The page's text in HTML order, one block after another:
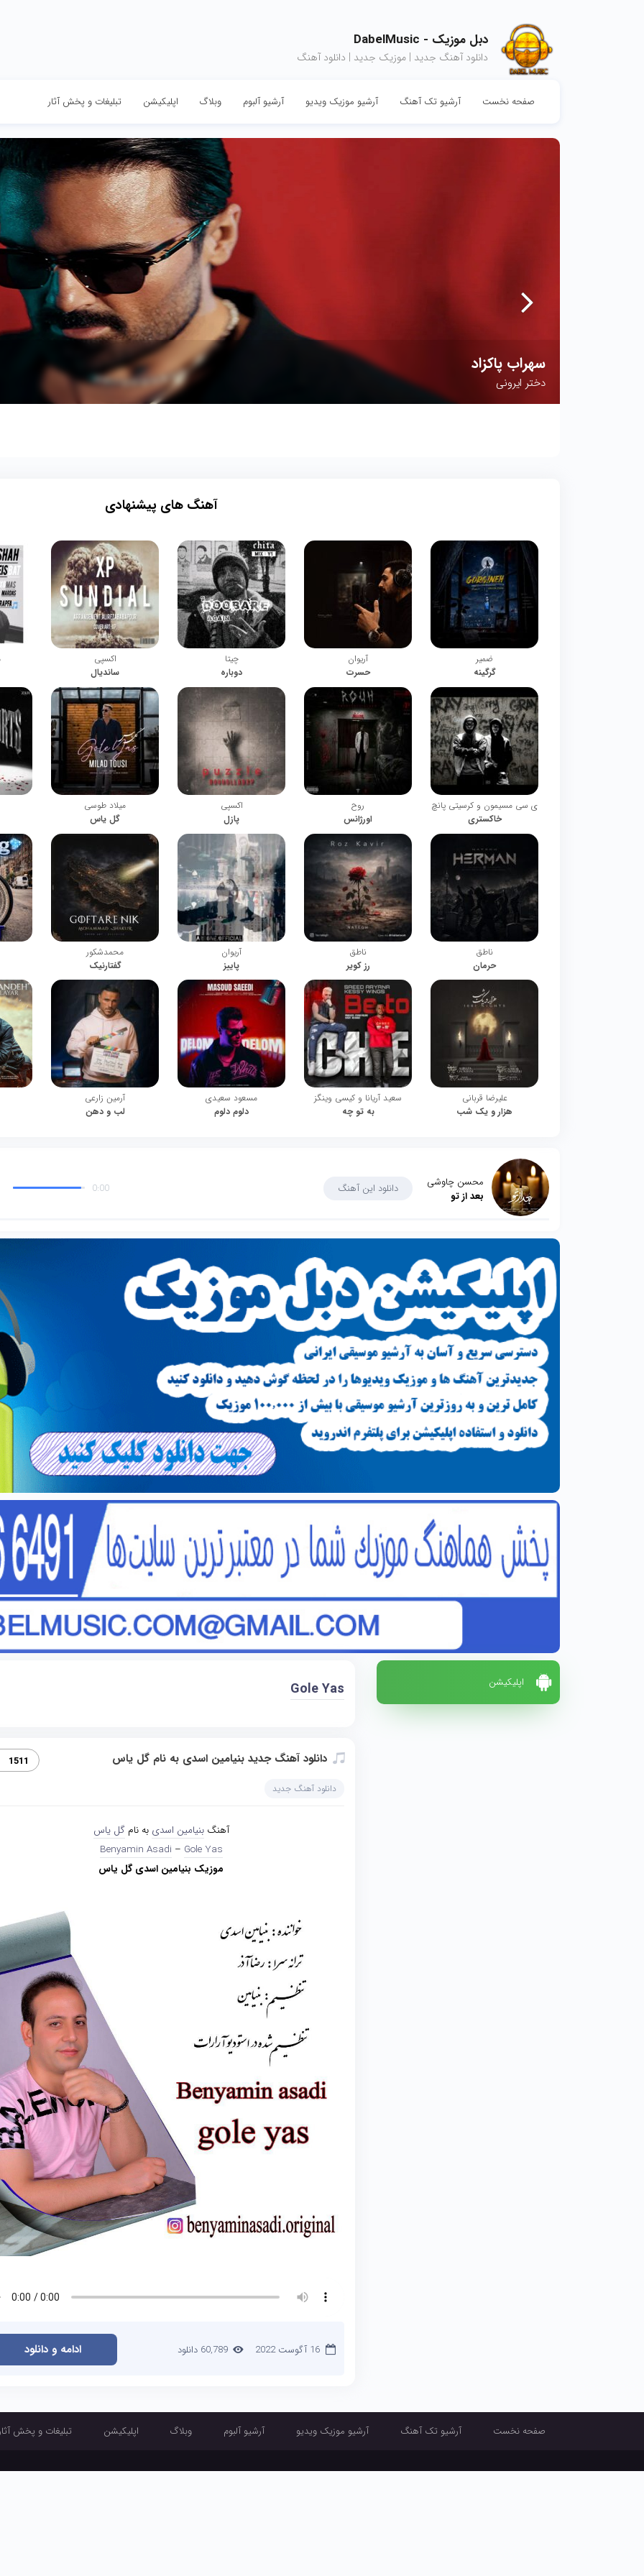
دبل موزیک - DabelMusic
دانلود آهنگ جدید | موزیک جدید | دانلود آهنگ
صفحه نخست آرشیو تک آهنگ آرشیو موزیک ویدیو آرشیو آلبوم وبلاگ اپلیکیشن تبلیغات و پخش آثار
سهراب پاکزاد
دختر ایرونی
آهنگ های پیشنهادی
ضمیر
گرگینه
آریوان
حسرت
چیتا
دوباره
اکسپی
ساندیال
ی سی مسیمون و کرسیتی پانچ
خاکستری
روح
اورژانس
اکسپی
پازل
میلاد طوسی
گل یاس
ناطق
حرمان
ناطق
رز کویر
آریوان
پاییز
محمدشکور
گفتارنیک
علیرضا قربانی
هزار و یک شب
سعید آریانا و کیسی وینگز
به تو چه
مسعود سعیدی
دلوم دلوم
آرمین زارعی
لب و دهن
محسن چاوشی
بعد از تو
دانلود این آهنگ 0:00
اپلیکیشن Gole Yas
دانلود آهنگ جدید بنیامین اسدی به نام گل یاس 1511
دانلود آهنگ جدید
آهنگبنیامین اسدی به نامگل یاس
Benyamin Asadi – Gole Yas
موزیک بنیامین اسدی گل یاس
16 آگوست 2022 60,789 دانلود ادامه و دانلود
صفحه نخست آرشیو تک آهنگ آرشیو موزیک ویدیو آرشیو آلبوم وبلاگ اپلیکیشن تبلیغات و پخش آثار